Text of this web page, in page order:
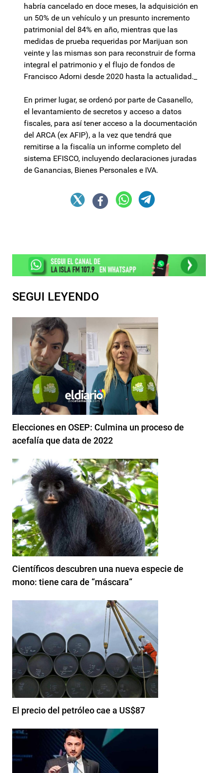
habría cancelado en doce meses, la adquisición en
un 50% de un vehículo y un presunto incremento
patrimonial del 84% en año, mientras que las
medidas de prueba requeridas por Marijuan son
veinte y las mismas son para reconstruir de forma
integral el patrimonio y el flujo de fondos de
Francisco Adorni desde 2020 hasta la actualidad._
En primer lugar, se ordenó por parte de Casanello,
el levantamiento de secretos y acceso a datos
fiscales, para así tener acceso a la documentación
del ARCA (ex AFIP), a la vez que tendrá que
remitirse a la fiscalía un informe completo del
sistema EFISCO, incluyendo declaraciones juradas
de Ganancias, Bienes Personales e IVA.
SEGUI LEYENDO
Elecciones en OSEP: Culmina un proceso de
acefalía que data de 2022
Científicos descubren una nueva especie de
mono: tiene cara de “máscara“
El precio del petróleo cae a US$87